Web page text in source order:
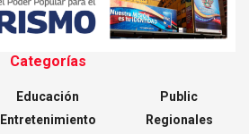
Categorías
Educación
Entretenimiento
Public
Regionales